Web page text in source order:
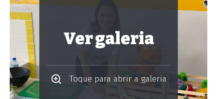
Ver galeria
Toque para abrir a galeria